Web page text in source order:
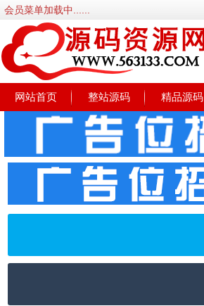
会员菜单加载中......
网站首页 整站源码 精品源码